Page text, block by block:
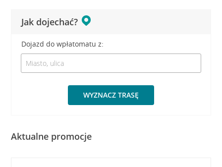
Jak dojechać?
Dojazd do wpłatomatu z:
WYZNACZ TRASĘ
Aktualne promocje